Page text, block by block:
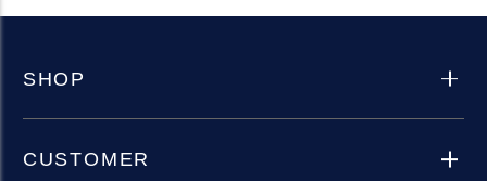
SHOP
CUSTOMER